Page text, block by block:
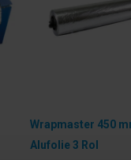
Wrapmaster 450
Alufolie 3 Rol